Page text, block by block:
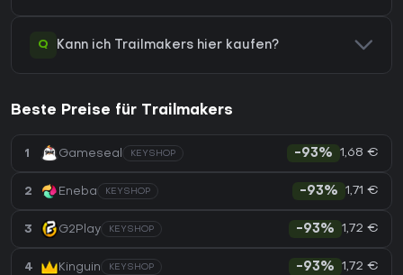
Q Kann ich Trailmakers hier kaufen?
Beste Preise für Trailmakers
1 Gameseal KEYSHOP -93% 1,68 €
2 Eneba KEYSHOP -93% 1,71 €
3 G2Play KEYSHOP -93% 1,72 €
4 Kinguin KEYSHOP -93% 1,72 €